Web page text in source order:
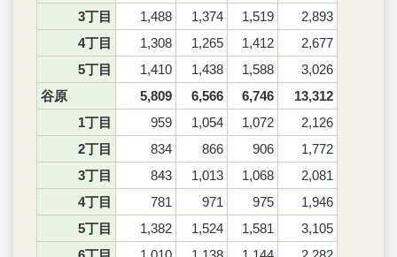
3丁目
1,488 1,374 1,519
2,893
4丁目
1,308 1,265 1,412
2,677
5丁目
1,410 1,438 1,588
3,026
谷原
5,809 6,566 6,746
13,312
1丁目
959 1,054 1,072
2,126
2丁目
834 866 906
1,772
3丁目
843 1,013 1,068
2,081
4丁目
781 971 975
1,946
5丁目
1,382 1,524 1,581
3,105